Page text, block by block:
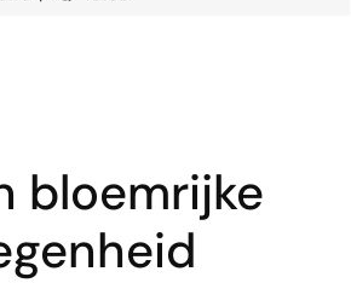
bloemrijke